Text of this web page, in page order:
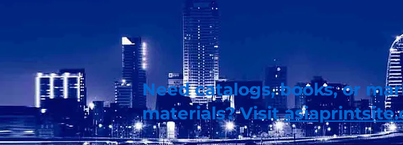
Need catalogs, books, or
materials? Visit